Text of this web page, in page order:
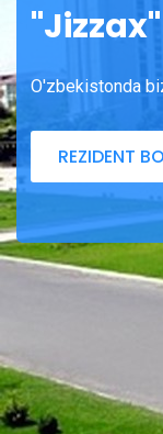
O'zbekistonda
REZIDENT